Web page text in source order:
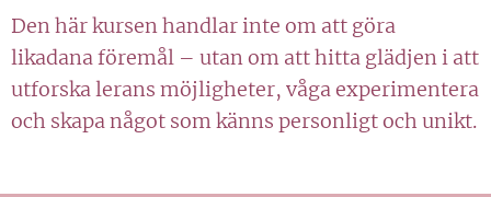
Den här kursen handlar inte om att göra
likadana föremål – utan om att hitta glädjen i att
utforska lerans möjligheter, våga experimentera
och skapa något som känns personligt och unikt.